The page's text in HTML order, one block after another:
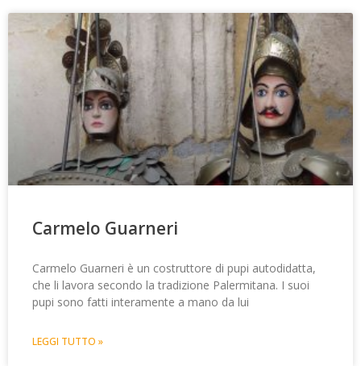
Carmelo Guarneri
Carmelo Guarneri è un costruttore di pupi autodidatta,
che li lavora secondo la tradizione Palermitana. I suoi
pupi sono fatti interamente a mano da lui
LEGGI TUTTO »